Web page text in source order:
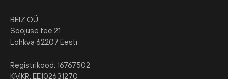
BEIZ OÜ
Soojuse tee 21
Lohkva 62207 Eesti
Registrikood: 16767502
KMKR: EE102631270